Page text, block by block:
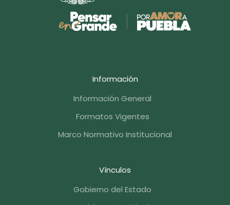
Información
Información General
Formatos Vigentes
Marco Normativo Institucional
Vínculos
Gobierno del Estado